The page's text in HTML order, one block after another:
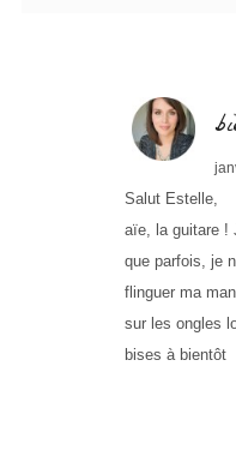
Salut Estelle,
aïe, la guitare !
que parfois, je
flinguer ma
sur les ongles
bises à bientôt